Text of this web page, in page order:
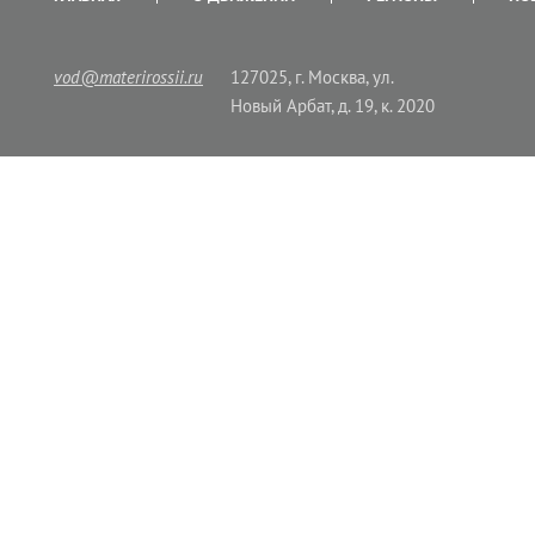
vod@materirossii.ru
127025, г. Москва, ул.
Новый Арбат, д. 19, к. 2020